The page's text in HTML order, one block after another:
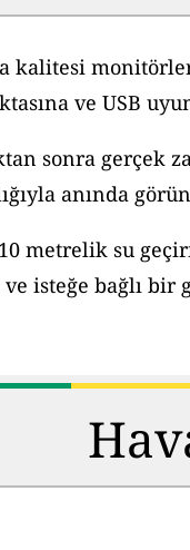
kalitesi
ve USB
sonra gerçek
anında
metrelik su
ve isteğe bağlı